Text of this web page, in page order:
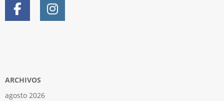
ARCHIVOS
agosto 2026